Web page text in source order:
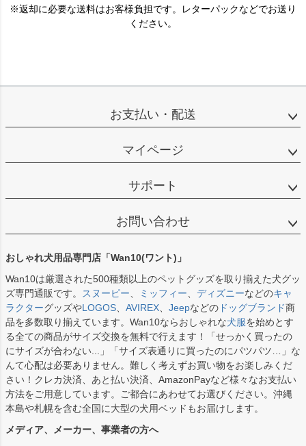
※返却に必要な送料はお客様負担です。レターパックなどでお送り
ください。
お支払い・配送
マイページ
サポート
お問い合わせ
おしゃれ犬用品専門店「Wan10(ワント)」
Wan10は厳選された500種類以上のペットグッズを取り揃えた犬グッ
ズ専門通販です。
スヌーピー ミッフィー ディズニーなどのキャ
ラクターグッズやLOGOS AVIREX Jeepなどの ドッグブランド商
品を多数取り揃えています。Wan10ならおしゃれな犬服を始めとす
る全ての商品がサイズ交換を無料で行えます！「せっかく買ったの
にサイズが合わない...」「サイズ表通りに買ったのにパツパツ…」な
んて心配は必要ありません。難しく考えずお買い物をお楽しみくだ
さい！クレカ決済、あと払い決済、AmazonPayなど様々なお支払い
方法をご用意しています。ご都合にあわせてお選びください。沖縄
本島や札幌を含む全国に大型の犬用ベッドもお届けします。
メディア、メーカー、事業者の方へ